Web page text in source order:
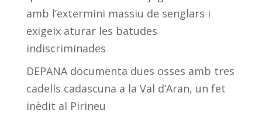
amb l’extermini massiu de senglars i
exigeix aturar les batudes
indiscriminades
DEPANA documenta dues osses amb tres
cadells cadascuna a la Val d’Aran, un fet
inèdit al Pirineu